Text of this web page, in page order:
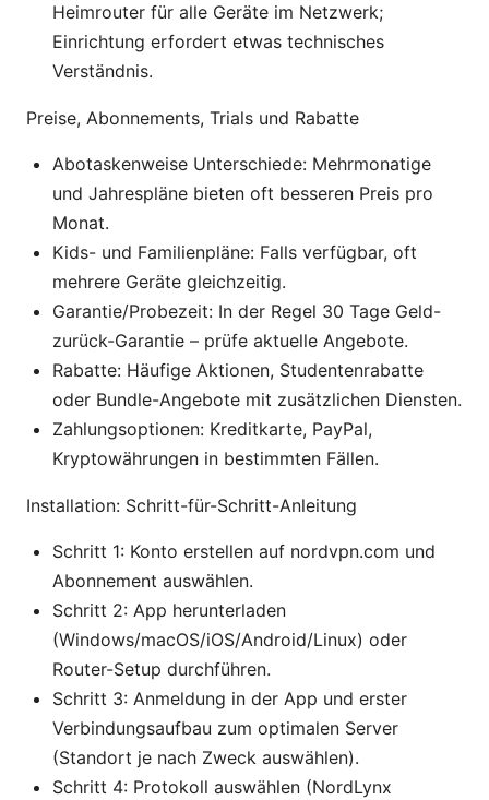
Heimrouter für alle Geräte im Netzwerk;
Einrichtung erfordert etwas technisches
Verständnis.
Preise, Abonnements, Trials und Rabatte
Abotaskenweise Unterschiede: Mehrmonatige
und Jahrespläne bieten oft besseren Preis pro
Monat.
Kids- und Familienpläne: Falls verfügbar, oft
mehrere Geräte gleichzeitig.
Garantie/Probezeit: In der Regel 30 Tage Geld-
zurück-Garantie – prüfe aktuelle Angebote.
Rabatte: Häufige Aktionen, Studentenrabatte
oder Bundle-Angebote mit zusätzlichen Diensten.
Zahlungsoptionen: Kreditkarte, PayPal,
Kryptowährungen in bestimmten Fällen.
Installation: Schritt-für-Schritt-Anleitung
Schritt 1: Konto erstellen auf nordvpn.com und
Abonnement auswählen.
Schritt 2: App herunterladen
(Windows/macOS/iOS/Android/Linux) oder
Router-Setup durchführen.
Schritt 3: Anmeldung in der App und erster
Verbindungsaufbau zum optimalen Server
(Standort je nach Zweck auswählen).
Schritt 4: Protokoll auswählen (NordLynx